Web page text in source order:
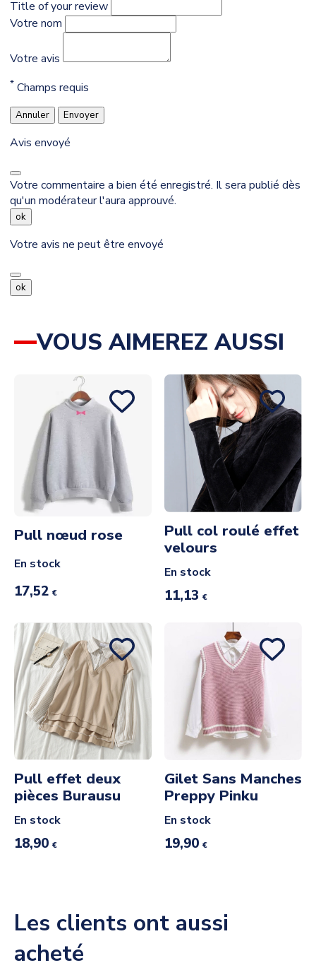
Title of your review
Votre nom
Votre avis
* Champs requis
Annuler Envoyer
Avis envoyé
Votre commentaire a bien été enregistré. Il sera publié dès
qu'un modérateur l'aura approuvé.
ok
Votre avis ne peut être envoyé
ok
VOUS AIMEREZ AUSSI
Pull nœud rose
En stock
17,52 €
Pull col roulé effet
velours
En stock
11,13 €
Pull effet deux
pièces Burausu
En stock
18,90 €
Gilet Sans Manches
Preppy Pinku
En stock
19,90 €
Les clients ont aussi
acheté